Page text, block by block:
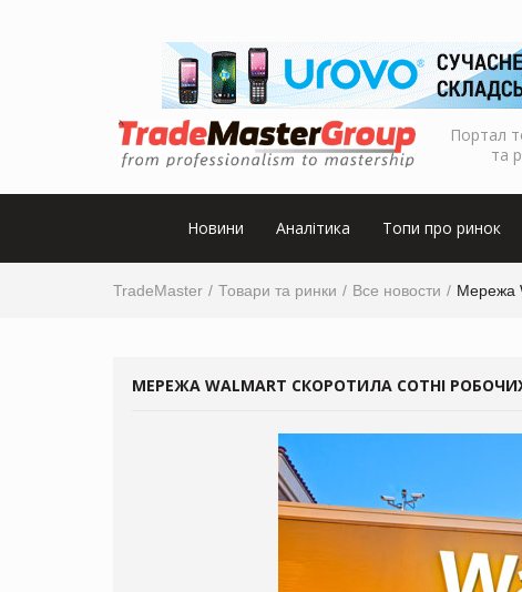
Портал
та
Новини Аналітика Топи про ринок
TradeMaster Товари та ринки Все новости Мережа
МЕРЕЖА WALMART СКОРОТИЛА СОТНІ